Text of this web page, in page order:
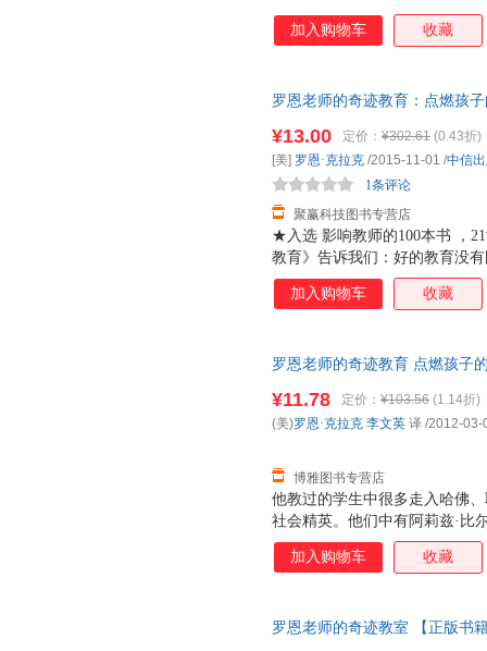
加入购物车 收藏
罗恩老师的奇迹教育：点燃孩
票，支持7天无理由退换！】
★入选 影响教师的100本书 ，
教育》告诉我们：好的教育没
待或被动接受，不如行动起来
教师，28岁时就获得 全美**教
老师的奇迹教育》一书中，罗
结合，让孩子们既能拥有快乐
持对学习的热情。
¥13.00 定价： ¥302.61 (0.43折)
聚赢科技图书专营店
1条评论
[美] 罗恩·克拉克 /2015-11-01 /中信
加入购物车 收藏
罗恩老师的奇迹教育 点燃孩子
他教过的学生中很多走入哈佛
社会精英。他们中有阿莉兹·
埋没的国际政治人才，威利——
从未想过要成为教师，却在一
奇迹般的催生出孩子们的无限
¥11.78 定价： ¥103.56 (1.14折)
博雅图书专营店
(美)罗恩·克拉克 李文英 译 /2012-03-
加入购物车 收藏
罗恩老师的奇迹教室 【正版书